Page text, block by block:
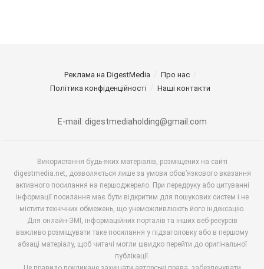
Реклама на DigestMedia
Про нас
Політика конфіденційності
Наші контакти
E-mail: digestmediaholding@gmail.com
Використання будь-яких матеріалів, розміщених на сайті
digestmedia.net, дозволяється лише за умови обов’язкового вказання
активного посилання на першоджерело. При передруку або цитуванні
інформації посилання має бути відкритим для пошукових систем і не
містити технічних обмежень, що унеможливлюють його індексацію.
Для онлайн-ЗМІ, інформаційних порталів та інших веб-ресурсів
важливо розміщувати таке посилання у підзаголовку або в першому
абзаці матеріалу, щоб читачі могли швидко перейти до оригінальної
публікації.